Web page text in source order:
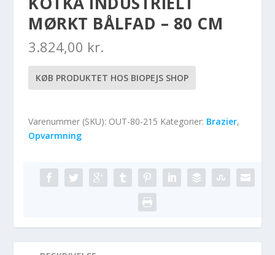
MØRKT BÅLFAD – 80 CM
3.824,00 kr.
KØB PRODUKTET HOS BIOPEJS SHOP
Varenummer (SKU): OUT-80-215 Kategorier: Brazier,
Opvarmning